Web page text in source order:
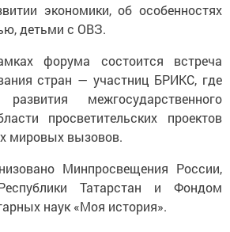
экономики, об особенностях
детьми с ОВЗ.
форума состоится встреча
стран — участниц БРИКС, где
межгосударственного
просветительских проектов
мировых вызовов.
Минпросвещения России,
Татарстан и Фондом
наук «Моя история».